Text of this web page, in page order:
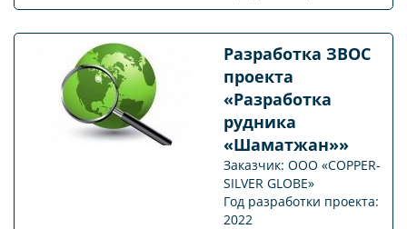
Разработка ЗВОС
проекта
«Разработка
рудника
«Шаматжан»»
Заказчик: ООО «COPPER-
SILVER GLOBE»
Год разработки проекта:
2022